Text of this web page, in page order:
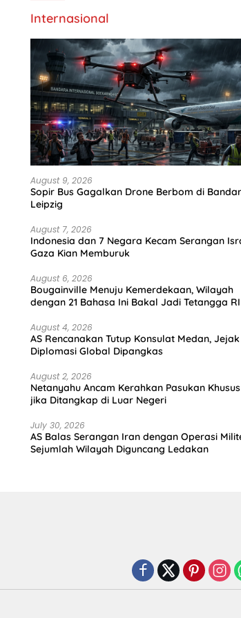
Internasional
August 9, 2026
Sopir Bus Gagalkan Drone Berbom di
Leipzig
August 7, 2026
Indonesia dan 7 Negara Kecam Serangan
Gaza Kian Memburuk
August 6, 2026
Bougainville Menuju Kemerdekaan, Wilayah
dengan 21 Bahasa Ini Bakal Jadi Tetangga RI
August 4, 2026
AS Rencanakan Tutup Konsulat Medan, Jejak
Diplomasi Global Dipangkas
August 2, 2026
Netanyahu Ancam Kerahkan Pasukan Khusus
jika Ditangkap di Luar Negeri
July 30, 2026
AS Balas Serangan Iran dengan Operasi
Sejumlah Wilayah Diguncang Ledakan